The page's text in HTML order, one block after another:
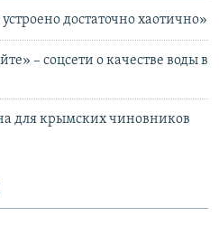
достаточно хаотично»
– соцсети о качестве воды в
для крымских чиновников